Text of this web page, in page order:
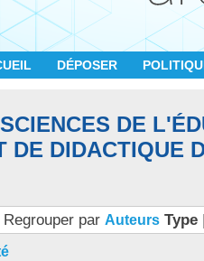
DÉPOSER
DE
DE DIDACTIQUE
Regrouper par Auteurs Type